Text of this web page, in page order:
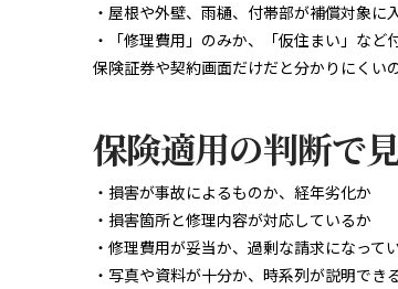
・屋根や外壁、雨樋、付帯部が補償対象に
・「修理費用」のみか、「仮住まい」など
保険証券や契約画面だけだと分かりにくい
保険適用の判断で
・損害が事故によるものか、経年劣化か
・損害箇所と修理内容が対応しているか
・修理費用が妥当か、過剰な請求になって
・写真や資料が十分か、時系列が説明でき